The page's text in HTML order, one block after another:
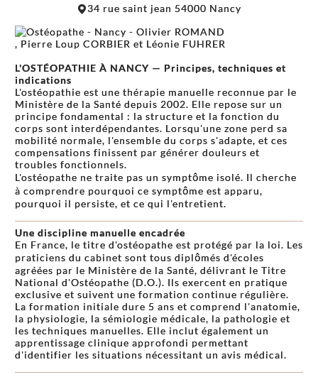
34 rue saint jean 54000 Nancy
L'OSTÉOPATHIE À NANCY — Principes, techniques et
indications
L'ostéopathie est une thérapie manuelle reconnue par le
Ministère de la Santé depuis 2002. Elle repose sur un
principe fondamental : la structure et la fonction du
corps sont interdépendantes. Lorsqu'une zone perd sa
mobilité normale, l'ensemble du corps s'adapte, et ces
compensations finissent par générer douleurs et
troubles fonctionnels.
L'ostéopathe ne traite pas un symptôme isolé. Il cherche
à comprendre pourquoi ce symptôme est apparu,
pourquoi il persiste, et ce qui l'entretient.
Une discipline manuelle encadrée
En France, le titre d'ostéopathe est protégé par la loi. Les
praticiens du cabinet sont tous diplômés d'écoles
agréées par le Ministère de la Santé, délivrant le Titre
National d'Ostéopathe (D.O.). Ils exercent en pratique
exclusive et suivent une formation continue régulière.
La formation initiale dure 5 ans et comprend l'anatomie,
la physiologie, la sémiologie médicale, la pathologie et
les techniques manuelles. Elle inclut également un
apprentissage clinique approfondi permettant
d'identifier les situations nécessitant un avis médical.